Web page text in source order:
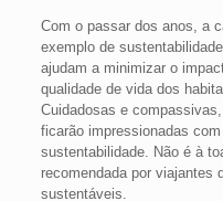
Com o passar dos anos, a
exemplo de
ajudam a minimizar o
qualidade de vida dos
Cuidadosas e
ficarão impressionadas
sustentabilidade. Não é à
recomendada por viajantes
sustentáveis.